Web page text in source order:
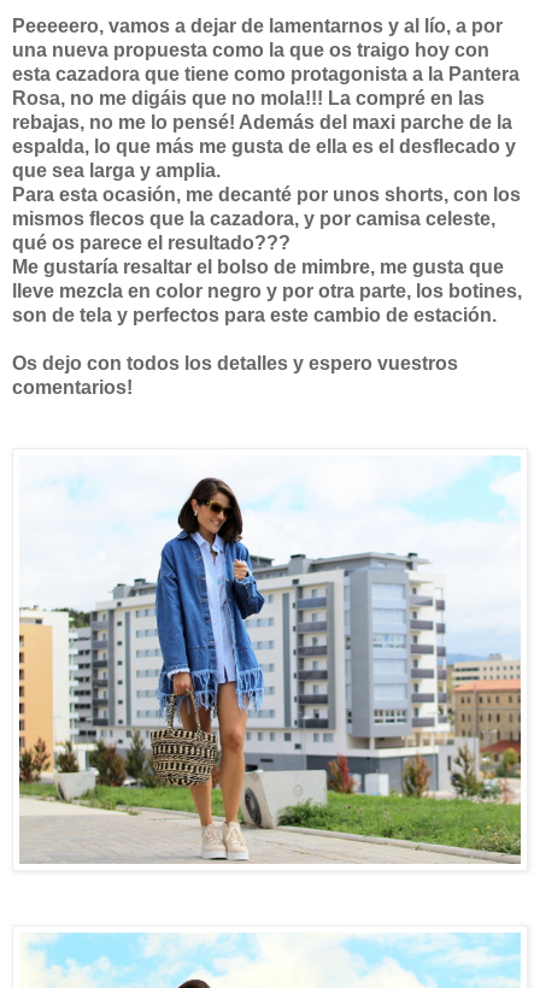
Peeeeero, vamos a dejar de lamentarnos y al lío, a por
una nueva propuesta como la que os traigo hoy con
esta cazadora que tiene como protagonista a la Pantera
Rosa, no me digáis que no mola!!! La compré en las
rebajas, no me lo pensé! Además del maxi parche de la
espalda, lo que más me gusta de ella es el desflecado y
que sea larga y amplia.
Para esta ocasión, me decanté por unos shorts, con los
mismos flecos que la cazadora, y por camisa celeste,
qué os parece el resultado???
Me gustaría resaltar el bolso de mimbre, me gusta que
lleve mezcla en color negro y por otra parte, los botines,
son de tela y perfectos para este cambio de estación.
Os dejo con todos los detalles y espero vuestros
comentarios!